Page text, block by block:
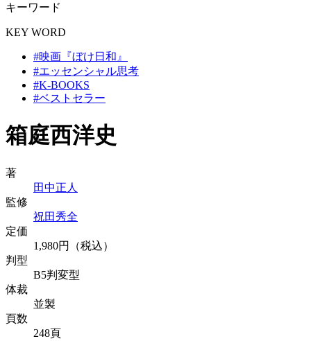
キーワード
KEY WORD
#映画『ぼけ日和』
#エッセンシャル思考
#K-BOOKS
#ベストセラー
箱庭西洋史
著
田中正人
監修
祝田秀全
定価
1,980円（税込）
判型
B5判変型
体裁
並製
頁数
248頁